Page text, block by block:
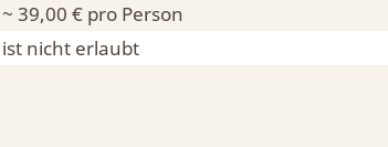
~ 39,00 € pro Person
ist nicht erlaubt